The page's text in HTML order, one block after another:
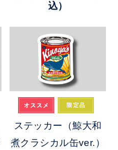
込）
ステッカー（鯨大和
煮クラシカル缶ver.）